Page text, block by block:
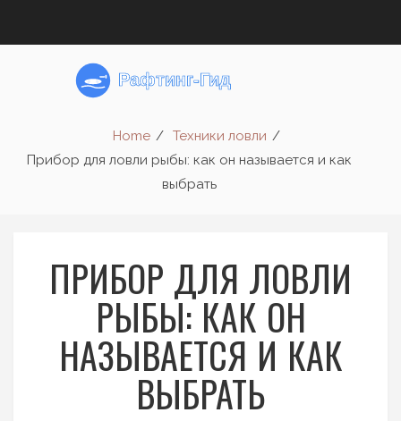
Home
Техники ловли
Прибор для ловли рыбы: как он называется и как
выбрать
ПРИБОР ДЛЯ ЛОВЛИ
РЫБЫ: КАК ОН
НАЗЫВАЕТСЯ И КАК
ВЫБРАТЬ